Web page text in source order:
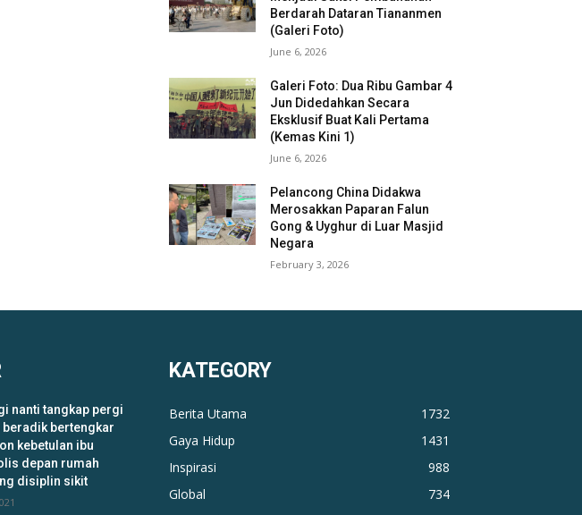
Berdarah Dataran Tiananmen
(Galeri Foto)
June 6, 2026
Galeri Foto: Dua Ribu Gambar 4
Jun Didedahkan Secara
Eksklusif Buat Kali Pertama
(Kemas Kini 1)
June 6, 2026
Pelancong China Didakwa
Merosakkan Paparan Falun
Gong & Uyghur di Luar Masjid
Negara
February 3, 2026
nanti tangkap pergi
beradik bertengkar
kebetulan ibu
depan rumah
disiplin sikit
KATEGORY
Berita Utama
1732
Gaya Hidup
1431
Inspirasi
988
Global
734